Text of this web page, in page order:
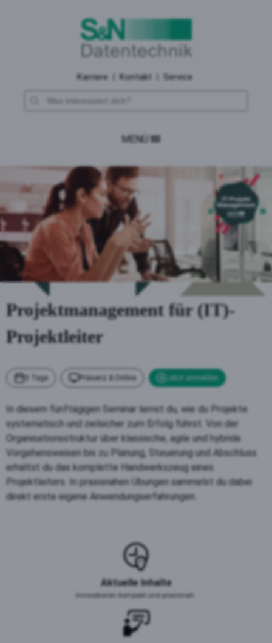
Karriere Kontakt Service
MENÜ
Projektmanagement für (IT)-
Projektleiter
5 Tage Präsenz & Online Jetzt anmelden
In diesem fünftägigen Seminar lernst du, wie du Projekte
systematisch und zielsicher zum Erfolg führst. Von der
Organisationsstruktur über klassische, agile und hybride
Vorgehensweisen bis zu Planung, Steuerung und Abschluss
erhältst du das komplette Handwerkszeug eines
Projektleiters. In praxisnahen Übungen sammelst du dabei
direkt erste eigene Anwendungserfahrungen.
Aktuelle Inhalte
Innovationen kompakt und praxisnah.